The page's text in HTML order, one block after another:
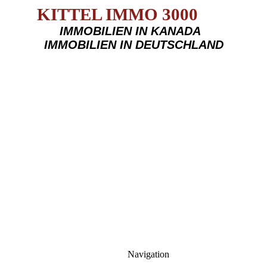
KITTEL IMMO 3000
IMMOBILIEN IN KANADA
IMMOBILIEN IN DEUTSCHLAND
Navigation